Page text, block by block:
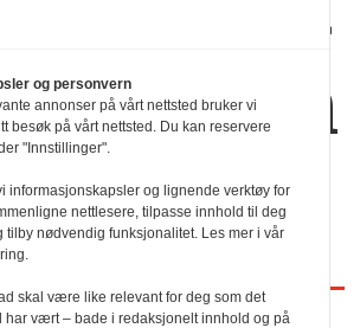
binder
sammen
og personvern
annonser på vårt nettsted bruker vi
besøk på vårt nettsted. Du kan reservere
"Innstillinger".
informasjonskapsler og lignende verktøy for
nettlesere, tilpasse innhold til deg
tilby nødvendig funksjonalitet. Les mer i vår
skal være like relevant for deg som det
har vært – bade i redaksjonelt innhold og på